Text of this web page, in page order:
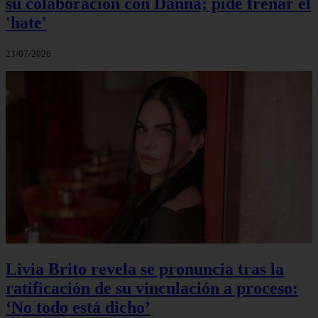
'hate'
23/07/2026
Livia Brito revela se pronuncia tras la
ratificación de su vinculación a proceso:
‘No todo está dicho’